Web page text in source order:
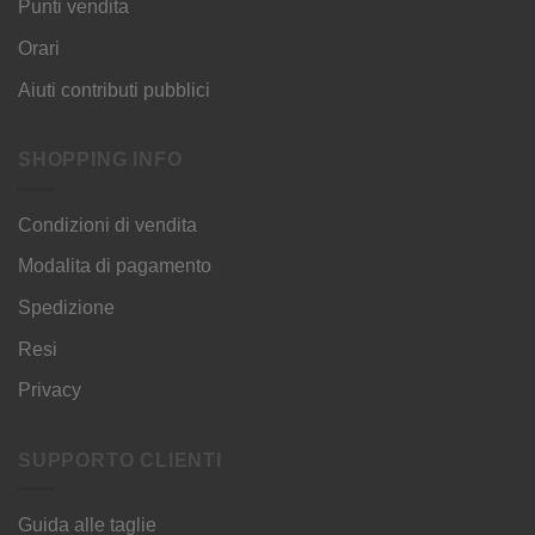
Punti vendita
Orari
Aiuti contributi pubblici
SHOPPING INFO
Condizioni di vendita
Modalita di pagamento
Spedizione
Resi
Privacy
SUPPORTO CLIENTI
Guida alle taglie